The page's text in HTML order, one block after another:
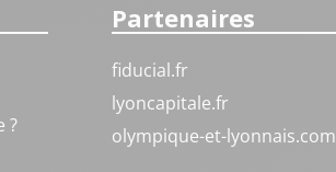
?
Partenaires
fiducial.fr
lyoncapitale.fr
olympique-et-lyonnais.com